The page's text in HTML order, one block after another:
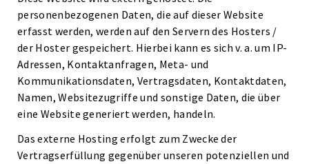
personenbezogenen Daten, die auf dieser Website
erfasst werden, werden auf den Servern des Hosters /
der Hoster gespeichert. Hierbei kann es sich v. a. um IP-
Adressen, Kontaktanfragen, Meta- und
Kommunikationsdaten, Vertragsdaten, Kontaktdaten,
Namen, Websitezugriffe und sonstige Daten, die über
eine Website generiert werden, handeln.
Das externe Hosting erfolgt zum Zwecke der
Vertragserfüllung gegenüber unseren potenziellen und